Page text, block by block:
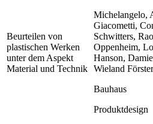
Beurteilen von
plastischen Werken
unter dem Aspekt
Material und Technik
Michelangelo,
Giacometti,
Schwitters,
Oppenheim,
Hanson,
Wieland Förster
Bauhaus
Produktdesign